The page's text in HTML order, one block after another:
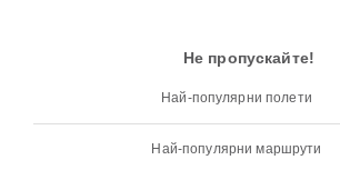
Не пропускайте!
Най-популярни полети
Най-популярни маршрути